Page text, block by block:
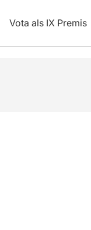
Vota als IX Premis